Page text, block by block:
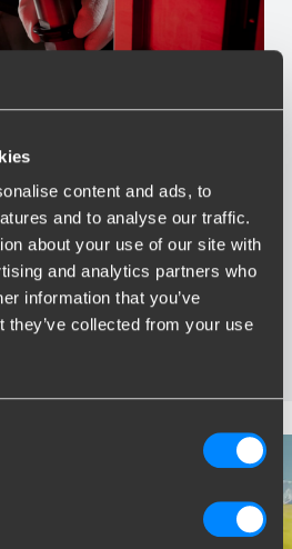
content and ads, to
and to analyse our traffic.
about your use of our site with
and analytics partners who
information that you’ve
they’ve collected from your use
Brink
getestet für Ihr Auto
Anhängerkupplungen
verfügbar für Sie:
schwenkbare